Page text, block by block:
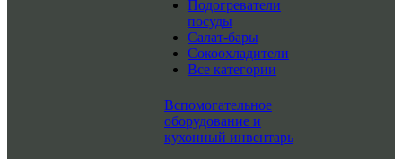
Подогреватели
посуды
Салат-бары
Сокоохладители
Все категории
Вспомогательное
оборудование и
кухонный инвентарь